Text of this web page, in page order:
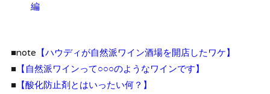
編
■note 【ハウディが自然派ワイン酒場を開店したワケ】
■【自然派ワインって○○○のようなワインです】
■【酸化防止剤とはいったい何？】